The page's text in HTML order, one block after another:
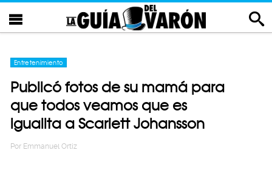
Entretenimiento
Publicó fotos de su mamá para
que todos veamos que es
igualita a Scarlett Johansson
Por Emmanuel Ortiz